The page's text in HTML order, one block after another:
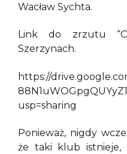
Wacław Sychta.
Link do zrzutu
Szerzynach.
https://
usp=sharing
Ponieważ, nigdy
że taki klub istnieje,